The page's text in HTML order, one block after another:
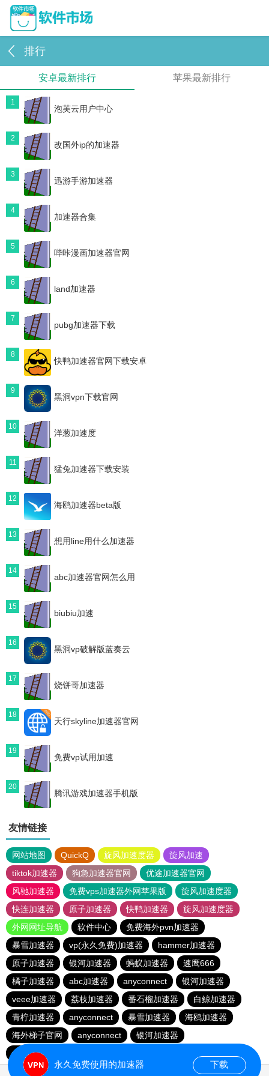
排行
安卓最新排行 苹果最新排行
1
泡芙云用户中心
2
改国外ip的加速器
3
迅游手游加速器
4
加速器合集
5
哔咔漫画加速器官网
6
land加速器
7
pubg加速器下载
8
快鸭加速器官网下载安卓
9
黑洞vpn下载官网
10
洋葱加速度
11
猛兔加速器下载安装
12
海鸥加速器beta版
13
想用line用什么加速器
14
abc加速器官网怎么用
15
biubiu加速
16
黑洞vp破解版蓝奏云
17
烧饼哥加速器
18
天行skyline加速器官网
19
免费vp试用加速
20
腾讯游戏加速器手机版
友情链接
网站地图 QuickQ 旋风加速度器
旋风加速
tiktok加速器
狗急加速器官网
优途加速器官网
风驰加速器
免费vps加速器外网苹果版
旋风加速度器
快连加速器
原子加速器 快鸭加速器
旋风加速度器
外网网址导航
软件中心
免费海外pvn加速器
暴雪加速器
vp(永久免费)加速器
hammer加速器
原子加速器
银河加速器 蚂蚁加速器
速鹰666
橘子加速器
abc加速器 anyconnect
银河加速器
veee加速器
荔枝加速器 番石榴加速器
白鲸加速器
青柠加速器
anyconnect 暴雪加速器
海鸥加速器
海外梯子官网
anyconnect
银河加速器
vp(永久免费)加速器
永久免费使用的加速器 下载